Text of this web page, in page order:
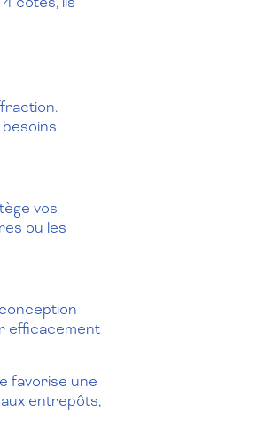
vos
ou les
efficacement
favorise une
entrepôts,